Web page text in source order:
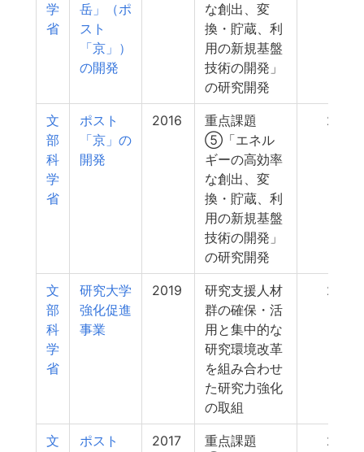
学
省
岳」（ポ
スト
「京」）
の開発
な創出、変
換・貯蔵、利
用の新規基盤
技術の開発」
の研究開発
文
部
科
学
省
ポスト
「京」の
開発
2016
重点課題
⑤「エネル
ギーの高効率
な創出、変
換・貯蔵、利
用の新規基盤
技術の開発」
の研究開発
250
文
部
科
学
省
研究大学
強化促進
事業
2019
研究支援人材
群の確保・活
用と集中的な
研究環境改革
を組み合わせ
た研究力強化
の取組
240
文 ポスト 2017 重点課題 240